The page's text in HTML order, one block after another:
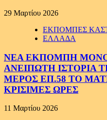
29 Μαρτίου 2026
ΕΚΠΟΜΠΕΣ
ΕΛΛΑΔΑ
ΝΕΑ ΕΚΠΟΜΠΗ
ΑΝΕΙΠΩΤΗ ΙΣΤΟΡΙΑ
ΜΕΡΟΣ ΕΠ.58 ΤΟ
ΚΡΙΣΙΜΕΣ ΩΡΕΣ
11 Μαρτίου 2026